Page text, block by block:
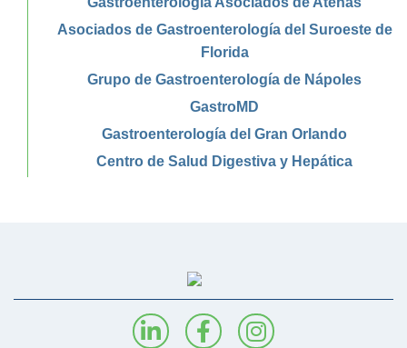
Asociados de Gastroenterología del Suroeste de
Florida
Grupo de Gastroenterología de Nápoles
GastroMD
Gastroenterología del Gran Orlando
Centro de Salud Digestiva y Hepática